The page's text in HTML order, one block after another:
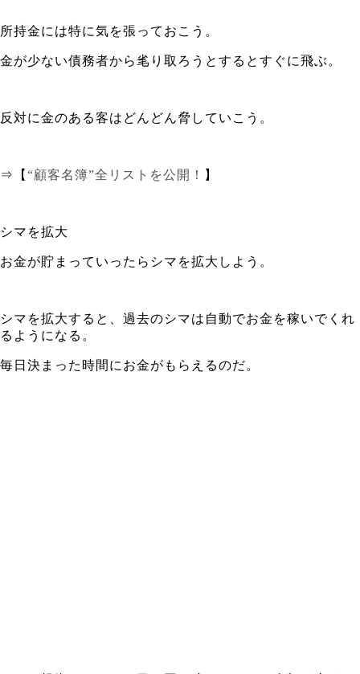
所持金には特に気を張っておこう。
金が少ない債務者から毟り取ろうとするとすぐに飛ぶ。
反対に金のある客はどんどん脅していこう。
⇒【 “顧客名簿”全リストを公開！ 】
シマを拡大
お金が貯まっていったらシマを拡大しよう。
シマを拡大すると、過去のシマは自動でお金を稼いでくれ
るようになる。
毎日決まった時間にお金がもらえるのだ。